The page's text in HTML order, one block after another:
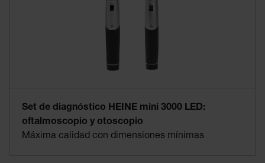
Set de diagnóstico HEINE mini 3000 LED:
oftalmoscopio y otoscopio
Máxima calidad con dimensiones mínimas